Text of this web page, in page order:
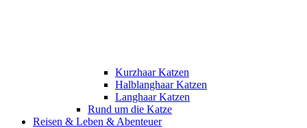
Kurzhaar Katzen
Halblanghaar Katzen
Langhaar Katzen
Rund um die Katze
Reisen & Leben & Abenteuer